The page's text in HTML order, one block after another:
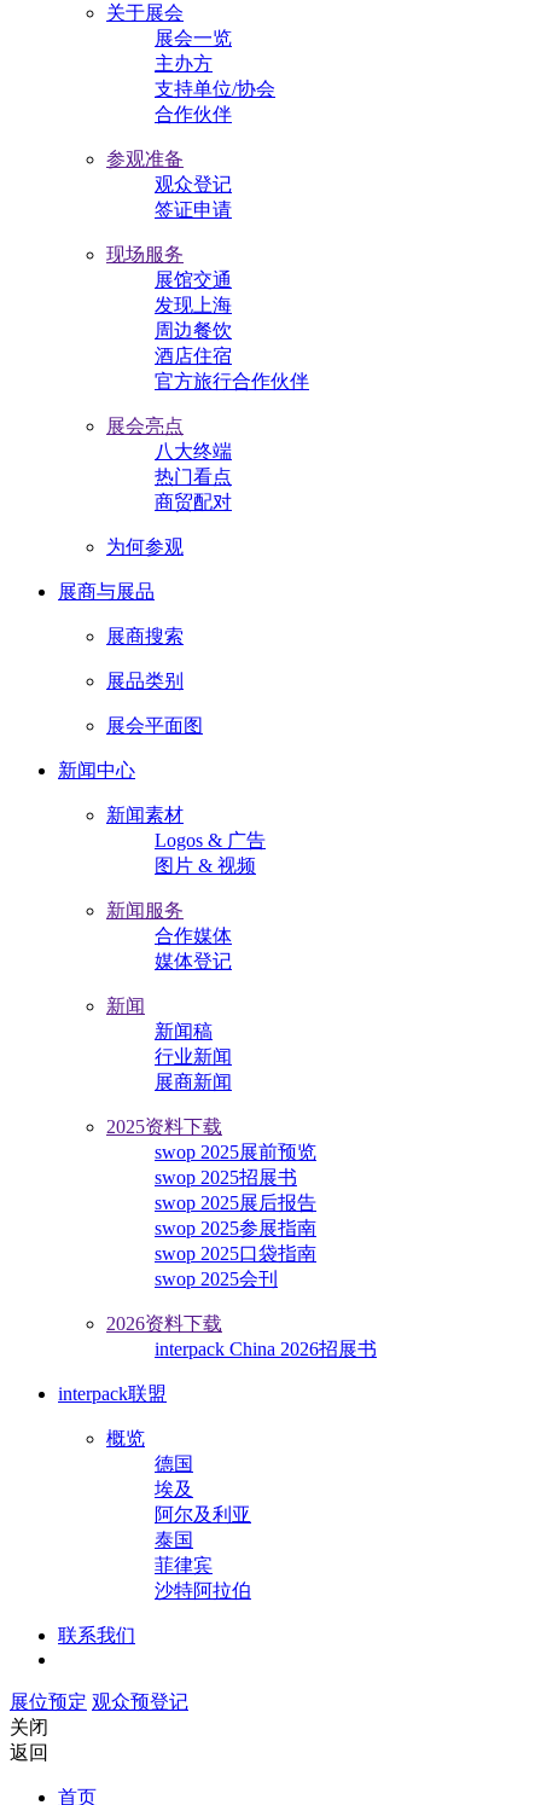
关于展会
展会一览
主办方
支持单位/协会
合作伙伴
参观准备
观众登记
签证申请
现场服务
展馆交通
发现上海
周边餐饮
酒店住宿
官方旅行合作伙伴
展会亮点
八大终端
热门看点
商贸配对
为何参观
展商与展品
展商搜索
展品类别
展会平面图
新闻中心
新闻素材
Logos & 广告
图片 & 视频
新闻服务
合作媒体
媒体登记
新闻
新闻稿
行业新闻
展商新闻
2025资料下载
swop 2025展前预览
swop 2025招展书
swop 2025展后报告
swop 2025参展指南
swop 2025口袋指南
swop 2025会刊
2026资料下载
interpack China 2026招展书
interpack联盟
概览
德国
埃及
阿尔及利亚
泰国
菲律宾
沙特阿拉伯
联系我们
展位预定 观众预登记
关闭
返回
首页